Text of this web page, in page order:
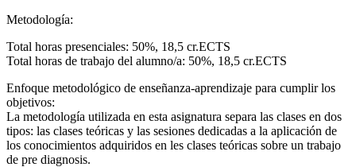
Metodología:
Total horas presenciales: 50%, 18,5 cr.ECTS
Total horas de trabajo del alumno/a: 50%, 18,5 cr.ECTS
Enfoque metodológico de enseñanza-aprendizaje para cumplir los
objetivos:
La metodología utilizada en esta asignatura separa las clases en dos
tipos: las clases teóricas y las sesiones dedicadas a la aplicación de
los conocimientos adquiridos en les clases teóricas sobre un trabajo
de pre diagnosis.